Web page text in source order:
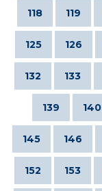
118 119
125 126
132 133
139 140
145 146
152 153